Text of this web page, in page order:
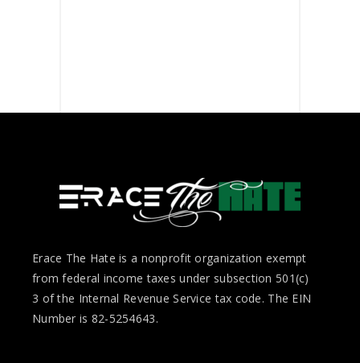
Erace The Hate is a nonprofit organization exempt
from federal income taxes under subsection 501(c)
3 of the Internal Revenue Service tax code. The EIN
Number is 82-5254643.